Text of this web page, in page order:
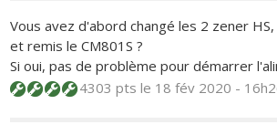
Vous avez d'abord changé les 2 zener HS,
et remis le CM801S ?
Si oui, pas de problème pour démarrer
4303 ptsle 18 fév 2020 -